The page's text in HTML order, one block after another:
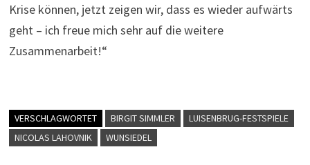
Krise können, jetzt zeigen wir, dass es wieder aufwärts
geht – ich freue mich sehr auf die weitere
Zusammenarbeit!“
VERSCHLAGWORTET BIRGIT SIMMLER
LUISENBRUG-FESTSPIELE
NICOLAS LAHOVNIK
WUNSIEDEL